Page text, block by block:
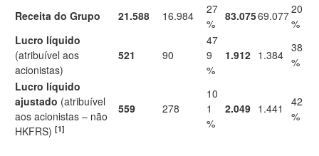
Receita do Grupo 21.588 16.984
27
%
83.07569.07720
%
Lucro líquido
(atribuível aos
acionistas)
521 90
47
9
%
1.912 1.384
38
%
Lucro líquido
ajustado (atribuível
aos acionistas – não
HKFRS) [1]
559 278
10
1
%
2.049 1.441
42
%